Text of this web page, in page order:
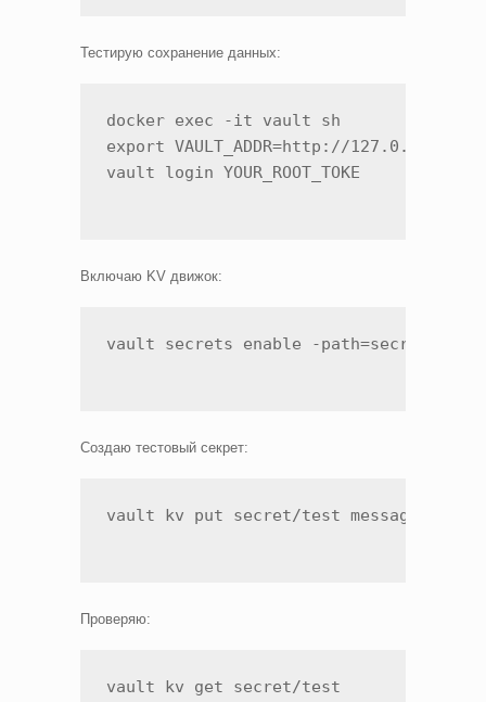
Тестирую сохранение данных:
docker exec -it vault sh
export VAULT_ADDR=http://127.0.0.1:8200
vault login YOUR_ROOT_TOKE
Включаю KV движок:
vault secrets enable -path=secret kv-v2
Создаю тестовый секрет:
vault kv put secret/test
Проверяю:
vault kv get secret/test